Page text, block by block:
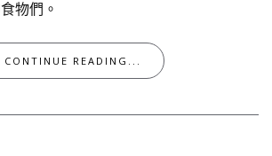
物們。
CONTINUE READING...